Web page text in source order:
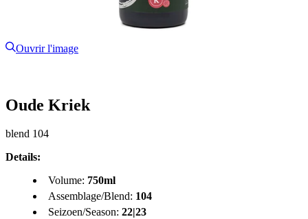
Ouvrir l'image
Oude Kriek
blend 104
Details:
Volume: 750ml
Assemblage/Blend: 104
Seizoen/Season: 22|23